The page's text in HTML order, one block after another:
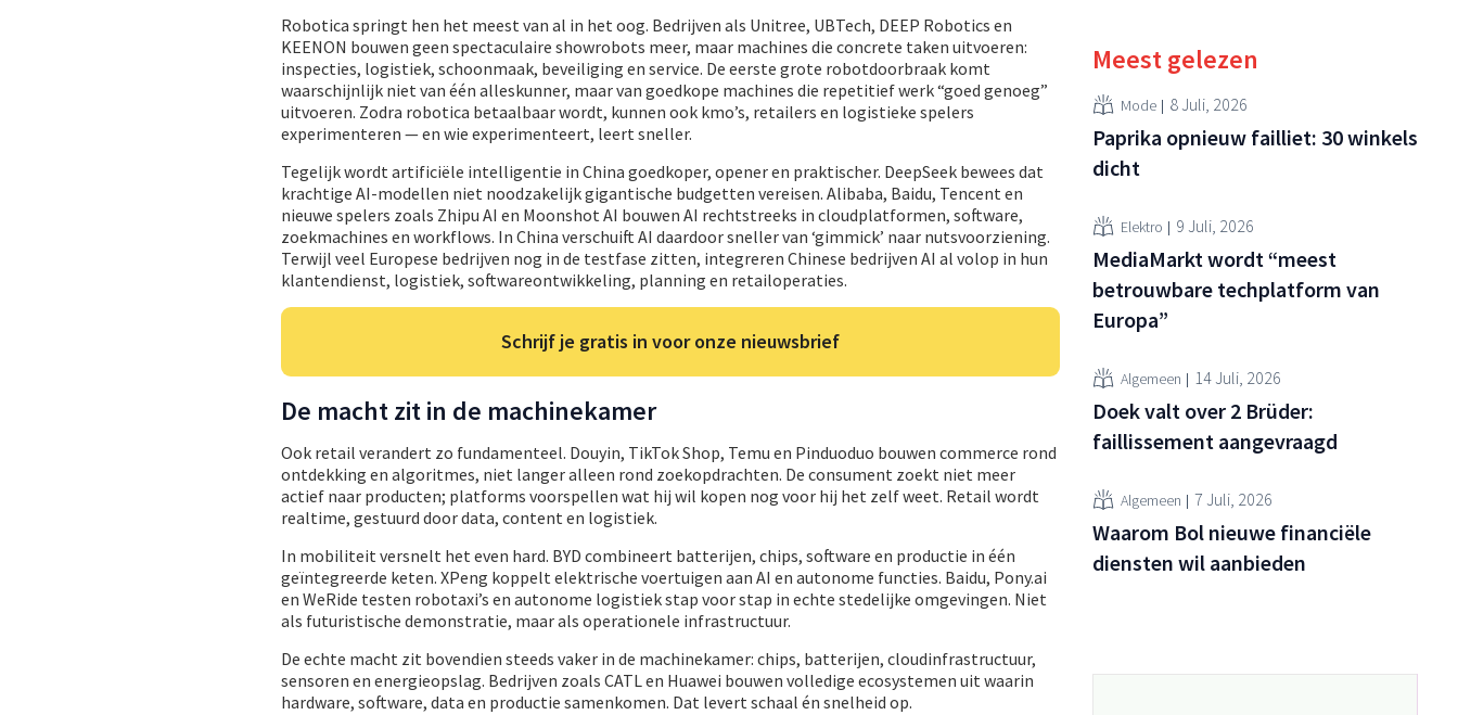
Robotica springt hen het meest van al in het oog. Bedrijven als Unitree, UBTech, DEEP Robotics en
KEENON bouwen geen spectaculaire showrobots meer, maar machines die concrete taken uitvoeren:
inspecties, logistiek, schoonmaak, beveiliging en service. De eerste grote robotdoorbraak komt
waarschijnlijk niet van één alleskunner, maar van goedkope machines die repetitief werk “goed genoeg”
uitvoeren. Zodra robotica betaalbaar wordt, kunnen ook kmo’s, retailers en logistieke spelers
experimenteren — en wie experimenteert, leert sneller.
Tegelijk wordt artificiële intelligentie in China goedkoper, opener en praktischer. DeepSeek bewees dat
krachtige AI-modellen niet noodzakelijk gigantische budgetten vereisen. Alibaba, Baidu, Tencent en
nieuwe spelers zoals Zhipu AI en Moonshot AI bouwen AI rechtstreeks in cloudplatformen, software,
zoekmachines en workflows. In China verschuift AI daardoor sneller van ‘gimmick’ naar nutsvoorziening.
Terwijl veel Europese bedrijven nog in de testfase zitten, integreren Chinese bedrijven AI al volop in hun
klantendienst, logistiek, softwareontwikkeling, planning en retailoperaties.
Schrijf je gratis in voor onze nieuwsbrief
De macht zit in de machinekamer
Ook retail verandert zo fundamenteel. Douyin, TikTok Shop, Temu en Pinduoduo bouwen commerce rond
ontdekking en algoritmes, niet langer alleen rond zoekopdrachten. De consument zoekt niet meer
actief naar producten; platforms voorspellen wat hij wil kopen nog voor hij het zelf weet. Retail wordt
realtime, gestuurd door data, content en logistiek.
In mobiliteit versnelt het even hard. BYD combineert batterijen, chips, software en productie in één
geïntegreerde keten. XPeng koppelt elektrische voertuigen aan AI en autonome functies. Baidu, Pony.ai
en WeRide testen robotaxi’s en autonome logistiek stap voor stap in echte stedelijke omgevingen. Niet
als futuristische demonstratie, maar als operationele infrastructuur.
De echte macht zit bovendien steeds vaker in de machinekamer: chips, batterijen, cloudinfrastructuur,
sensoren en energieopslag. Bedrijven zoals CATL en Huawei bouwen volledige ecosystemen uit waarin
hardware, software, data en productie samenkomen. Dat levert schaal én snelheid op.
Meest gelezen
Mode 8 Juli, 2026
Paprika opnieuw failliet: 30 winkels
dicht
Elektro 9 Juli, 2026
MediaMarkt wordt “meest
betrouwbare techplatform van
Europa”
Algemeen 14 Juli, 2026
Doek valt over 2 Brüder:
faillissement aangevraagd
Algemeen 7 Juli, 2026
Waarom Bol nieuwe financiële
diensten wil aanbieden